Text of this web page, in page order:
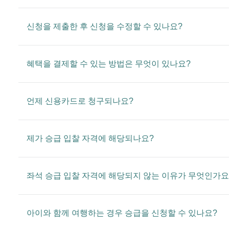
신청을 제출한 후 신청을 수정할 수 있나요?
혜택을 결제할 수 있는 방법은 무엇이 있나요?
언제 신용카드로 청구되나요?
제가 승급 입찰 자격에 해당되나요?
좌석 승급 입찰 자격에 해당되지 않는 이유가 무엇인가
아이와 함께 여행하는 경우 승급을 신청할 수 있나요?